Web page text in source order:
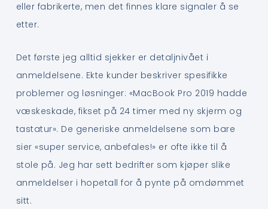
eller fabrikerte, men det finnes klare signaler å se
etter.
Det første jeg alltid sjekker er detaljnivået i
anmeldelsene. Ekte kunder beskriver spesifikke
problemer og løsninger: «MacBook Pro 2019 hadde
væskeskade, fikset på 24 timer med ny skjerm og
tastatur». De generiske anmeldelsene som bare
sier «super service, anbefales!» er ofte ikke til å
stole på. Jeg har sett bedrifter som kjøper slike
anmeldelser i hopetall for å pynte på omdømmet
sitt.